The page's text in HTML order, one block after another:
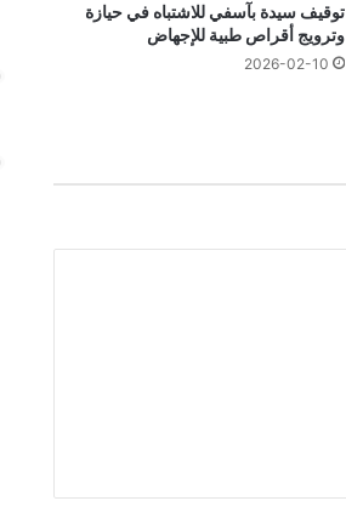
توقيف سيدة بآسفي للاشتباه في حيازة
وترويج أقراص طبية للإجهاض
2026-02-10